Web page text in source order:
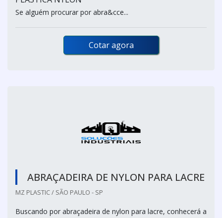
Se alguém procurar por abra&cce...
Cotar agora
ABRAÇADEIRA DE NYLON PARA LACRE
MZ PLASTIC / SÃO PAULO - SP
Buscando por abraçadeira de nylon para lacre, conhecerá a